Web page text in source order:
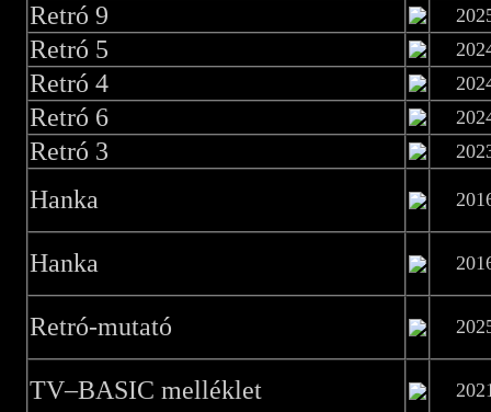
Retró 9
Retró 5
Retró 4
Retró 6
Retró 3
Hanka
Hanka
Retró-mutató
TV–BASIC melléklet